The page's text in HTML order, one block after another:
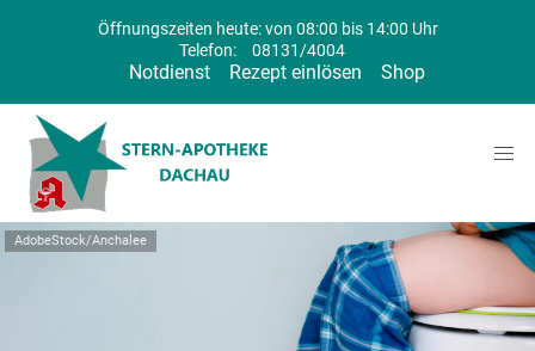
Öffnungszeiten heute: von 08:00 bis 14:00 Uhr
Telefon:
08131/4004
Notdienst Rezept einlösen Shop
AdobeStock/Anchalee